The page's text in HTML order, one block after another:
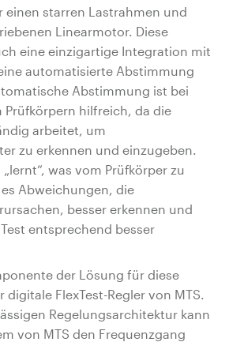
einen starren Lastrahmen und
Linearmotor. Diese
eine einzigartige Integration mit
automatisierte Abstimmung
Abstimmung ist bei
Prüfkörpern hilfreich, da die
arbeitet, um
zu erkennen und einzugeben.
was vom Prüfkörper zu
Abweichungen, die
besser erkennen und
entsprechend besser
der Lösung für diese
FlexTest-Regler von MTS.
Regelungsarchitektur kann
von MTS den Frequenzgang